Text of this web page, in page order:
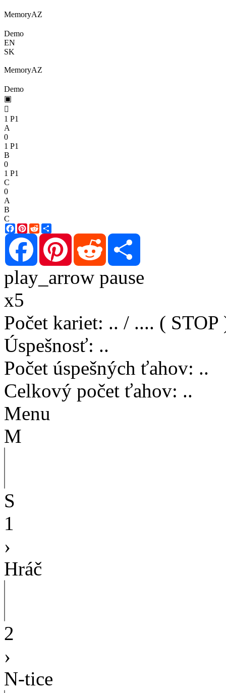
MemoryAZ
Demo
EN
SK
MemoryAZ
Demo
▣

1 P1
A
0
1 P1
B
0
1 P1
C
0
A
B
C
Facebook
Pinterest
Reddit
Facebook
Pinterest Reddit
play_arrow pause
x5
Počet kariet: .. / .... ( STOP
Úspešnosť: ..
Počet úspešných ťahov: ..
Celkový počet ťahov: ..
Menu
M
S
1
›
Hráč
2
›
N-tice